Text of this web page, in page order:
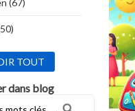
(67)
TOUT
dans blog